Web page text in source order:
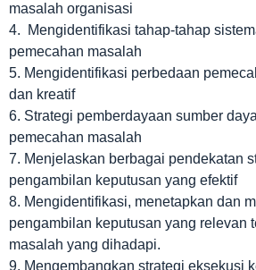
masalah organisasi
4. Mengidentifikasi tahap-tahap
pemecahan masalah
5. Mengidentifikasi perbedaan
dan kreatif
6. Strategi pemberdayaan sumber
pemecahan masalah
7. Menjelaskan berbagai pendekatan
pengambilan keputusan yang efektif
8. Mengidentifikasi, menetapkan dan
pengambilan keputusan yang relevan
masalah yang dihadapi.
9. Mengembangkan strategi eksekusi